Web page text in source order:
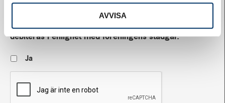
AVVISA
Jag är medveten om att åtgärder kan komma att
debiteras i enlighet med föreningens stadgar. *
Ja